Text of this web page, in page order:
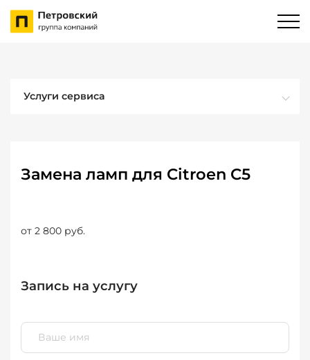
Услуги сервиса
Замена ламп для Citroen C5
от 2 800 руб.
Запись на услугу